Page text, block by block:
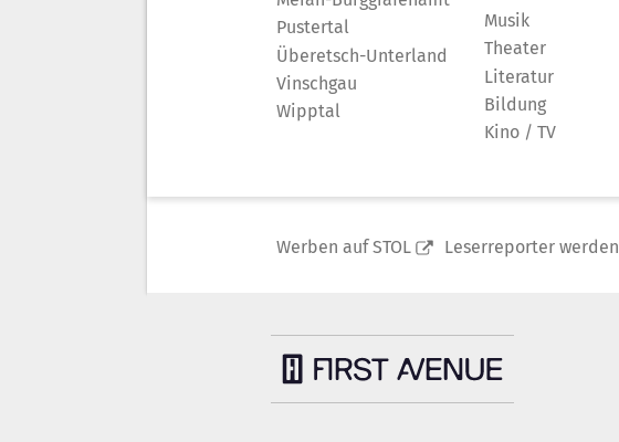
Pustertal
Überetsch-Unterland
Vinschgau
Wipptal
Musik
Theater
Literatur
Bildung
Kino / TV
Werben auf STOL Leserreporter werden